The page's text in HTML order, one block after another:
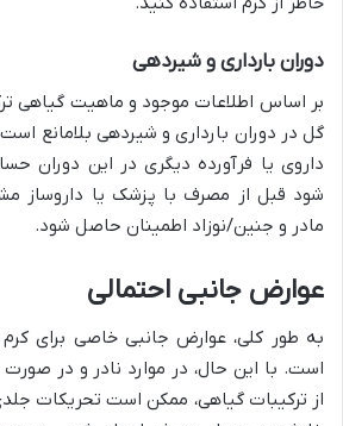
دوران بارداری و شیردهی
بر اساس اطلاعات موجود و ماهیت گیاهی
گل در دوران بارداری و شیردهی بلامانع
داروی یا فرآورده دیگری در این دوران
شود قبل از مصرف با پزشک یا داروساز
مادر و جنین/نوزاد اطمینان حاصل شود.
عوارض جانبی احتمالی
به طور کلی، عوارض جانبی خاصی برای
است. با این حال، در موارد نادر و در
از ترکیبات گیاهی، ممکن است تحریکات